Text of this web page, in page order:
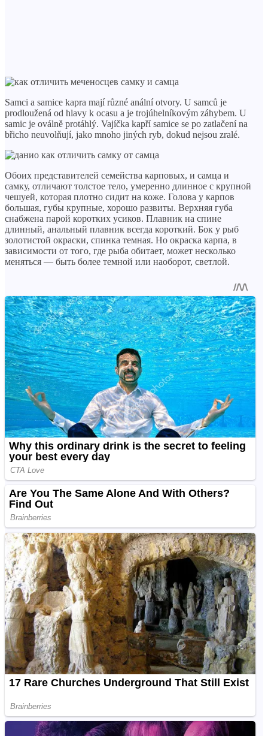
Samci a samice kapra mají různé anální otvory. U samců je
prodloužená od hlavy k ocasu a je trojúhelníkovým záhybem. U
samic je oválně protáhlý. Vajíčka kapří samice se po zatlačení na
břicho neuvolňují, jako mnoho jiných ryb, dokud nejsou zralé.
Обоих представителей семейства карповых, и самца и
самку, отличают толстое тело, умеренно длинное с крупной
чешуей, которая плотно сидит на коже. Голова у карпов
большая, губы крупные, хорошо развиты. Верхняя губа
снабжена парой коротких усиков. Плавник на спине
длинный, анальный плавник всегда короткий. Бок у рыб
золотистой окраски, спинка темная. Но окраска карпа, в
зависимости от того, где рыба обитает, может несколько
меняться — быть более темной или наоборот, светлой.